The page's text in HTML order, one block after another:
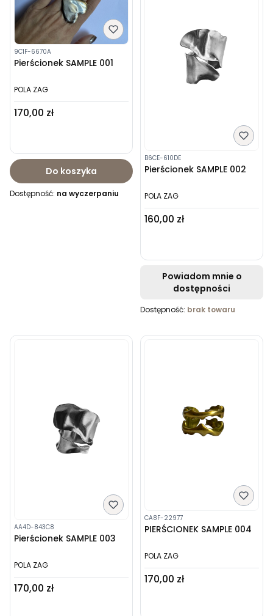
9C1F-6670A
Pierścionek SAMPLE 001
POLA ZAG
Cena
170,00 zł
Do koszyka
Dostępność: na wyczerpaniu
B6CE-610DE
Pierścionek SAMPLE 002
POLA ZAG
Cena
160,00 zł
Powiadom mnie o
dostępności
Dostępność: brak towaru
AA4D-843C8
Pierścionek SAMPLE 003
POLA ZAG
Cena
170,00 zł
CA8F-22977
PIERŚCIONEK SAMPLE 004
POLA ZAG
Cena
170,00 zł